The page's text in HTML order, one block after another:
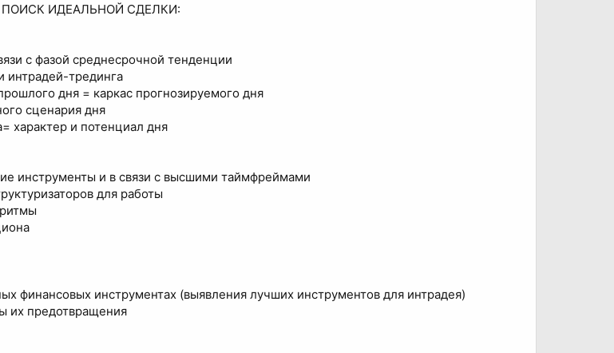
ПОИСК ИДЕАЛЬНОЙ СДЕЛКИ:
с фазой среднесрочной тенденции
интрадей-трединга
дня = каркас прогнозируемого дня
сценария дня
характер и потенциал дня
инструменты и в связи с высшими таймфреймами
для работы
финансовых инструментах (выявления лучших инструментов для интрадея)
их предотвращения